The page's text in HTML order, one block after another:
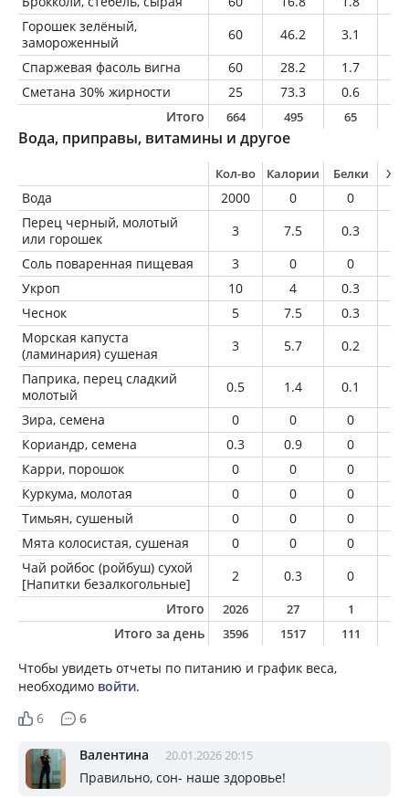
Горошек зелёный,
замороженный
60 46.2 3.1
Спаржевая фасоль вигна
60 28.2 1.7
Сметана 30% жирности
25 73.3 0.6
Итого
664 495 65
Вода, приправы, витамины и другое
Кол-во Калории Белки
Вода 2000 0 0
Перец черный, молотый
или горошек
3 7.5 0.3
Соль поваренная пищевая
3 0 0
Укроп
10 4 0.3
Чеснок
5 7.5 0.3
Морская капуста
(ламинария) сушеная
3 5.7 0.2
Паприка, перец сладкий
молотый
0.5 1.4 0.1
Зира, семена
0 0 0
Кориандр, семена
0.3 0.9 0
Карри, порошок
0 0 0
Куркума, молотая
0 0 0
Тимьян, сушеный
0 0 0
Мята колосистая, сушеная
0 0 0
Чай ройбос (ройбуш) сухой
[Напитки безалкогольные]
2 0.3 0
Итого
2026 27 1
Итого за день 3596 1517 111
Чтобы увидеть отчеты по питанию и график веса,
необходимо войти.
6
6
Валентина 20.01.2026 20:15
Правильно, сон- наше здоровье!